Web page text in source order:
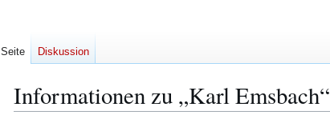
Informationen zu „Karl Emsbach“
Seite Diskussion